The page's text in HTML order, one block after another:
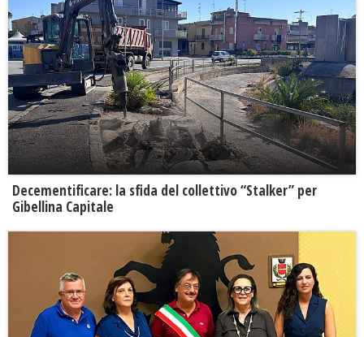
Decementificare: la sfida del collettivo “Stalker” per
Gibellina Capitale